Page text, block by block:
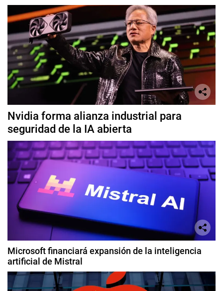
Nvidia forma alianza industrial para
seguridad de la IA abierta
Microsoft financiará expansión de la inteligencia
artificial de Mistral